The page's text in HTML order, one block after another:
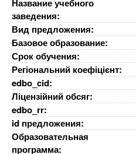
n
t
s
.
i
х
з
а
в
е
д
е
н
и
Название учебного
заведения:
Вид предложения:
Базовое образование:
Срок обучения:
Регіональний коефіцієнт:
edbo_cid:
Ліцензійний обсяг:
edbo_rr:
id предложения:
Образовательная
программа: